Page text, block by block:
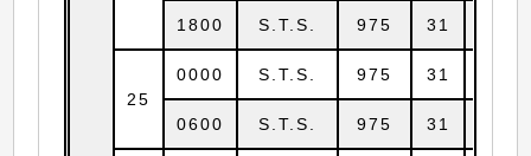
1800 S.T.S. 975 31
25
0000 S.T.S. 975 31
0600 S.T.S. 975 31